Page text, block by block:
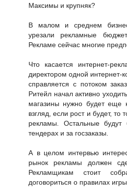
Максимы и крупняк?
В малом и среднем
урезали рекламные
Рекламе сейчас многие
Что касается интернет-
директором одной интернет-
справляется с потоком
Ритейл начал активно
магазины нужно будет еще
взгляд, если рост и будет, то
рекламы. Остальные
тендерах и за госзаказы.
А в целом интервью
рынок рекламы должен
Рекламщикам стоит
договориться о правилах игры.